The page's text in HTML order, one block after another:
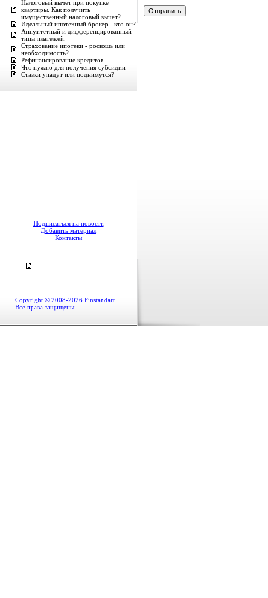
Налоговый вычет при покупке
квартиры. Как получить
имущественный налоговый вычет?
Идеальный ипотечный брокер - кто он?
Аннуитетный и дифференцированный
типы платежей.
Страхование ипотеки - роскошь или
необходимость?
Рефинансирование кредитов
Что нужно для получения субсидии
Ставки упадут или поднимутся?
Подписаться на новости
Добавить материал
Контакты
Copyright © 2008-2026 Finstandart
Все права защищены.